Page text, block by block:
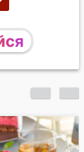
шу с
кремом